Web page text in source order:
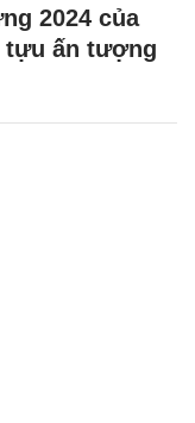
2024 của
tựu ấn tượng